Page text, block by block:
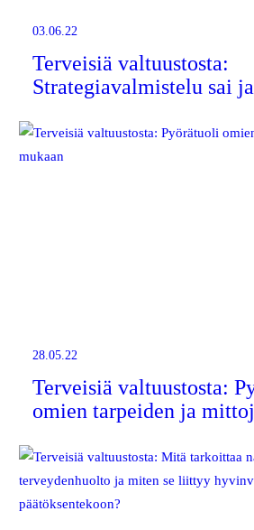
03.06.22
Terveisiä valtuustosta:
Strategiavalmistelu sai
28.05.22
Terveisiä valtuustosta:
omien tarpeiden ja